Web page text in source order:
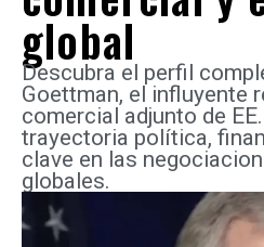
global
Descubra el perfil
Goettman, el influyente
comercial adjunto de
trayectoria política,
clave en las
globales.